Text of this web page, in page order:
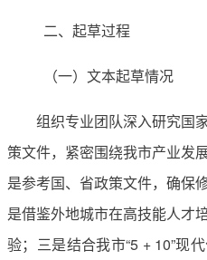
二、起草过程
（一）文本起草情况
组织专业团队深入研究国
策文件，紧密围绕我市产业发
是参考国、省政策文件，确保
是借鉴外地城市在高技能人才
验；三是结合我市“5 + 10”现